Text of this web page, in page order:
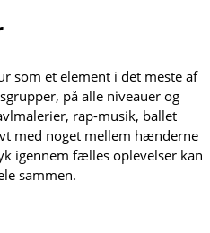
som et element i det meste af
på alle niveauer og
rap-musik, ballet
med noget mellem hænderne
igennem fælles oplevelser kan
sammen.